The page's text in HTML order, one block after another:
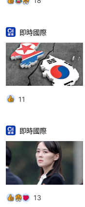
即時國際
11
即時國際
13